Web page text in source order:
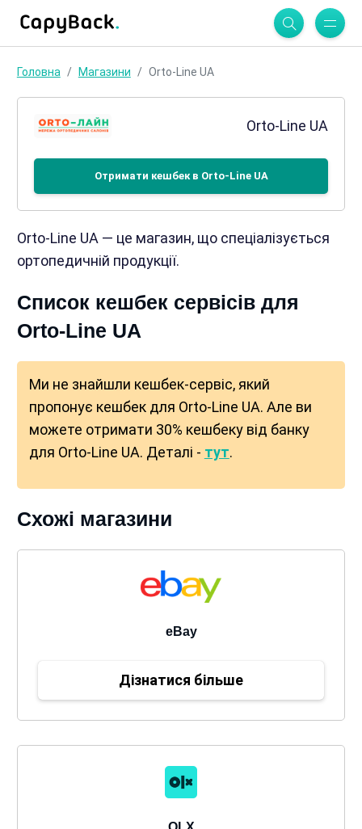
Головна Магазини Orto-Line UA
Orto-Line UA
Отримати кешбек в Orto-Line UA
Orto-Line UA — це магазин, що спеціалізується
ортопедичній продукції.
Список кешбек сервісів для
Orto-Line UA
Ми не знайшли кешбек-сервіс, який
пропонує кешбек для Orto-Line UA. Але ви
можете отримати 30% кешбеку від банку
для Orto-Line UA. Деталі - тут.
Схожі магазини
eBay
Дізнатися більше